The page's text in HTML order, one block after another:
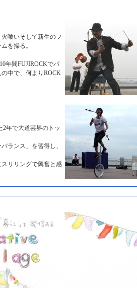
喰いそして新生のフ
を操る。
年間FUJIROCKでパ
中で、何よりROCK
年で大道芸界のトッ
ランス」を習得し、
リリングで興奮と感